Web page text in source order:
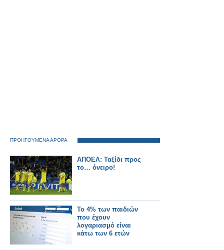
ΠΡΟΗΓΟΥΜΕΝΑ ΑΡΘΡΑ
AΠΟΕΛ: Ταξίδι προς
το… όνειρο!
Το 4% των παιδιών
που έχουν
λογαριασμό είναι
κάτω των 6 ετών